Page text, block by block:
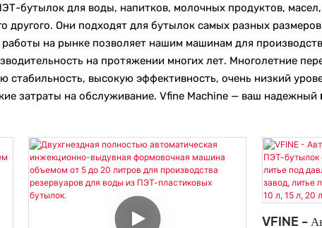
бутылок для воды, напитков, молочных продуктов,
другого. Они подходят для бутылок самых разных
на рынке позволяет нашим машинам для
на протяжении многих лет. Многолетние
высокую эффективность, очень низкий
затраты на обслуживание. Vfine Machine — ваш надежный
VFINE -